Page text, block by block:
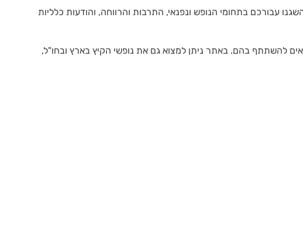
עבורכם בתחומי הנופש ונפנאי, התרבות והרווחה, והודעות כלליות
להשתתף בהם. באתר ניתן למצוא גם את נופשי הקיץ בארץ ובחו"ל,